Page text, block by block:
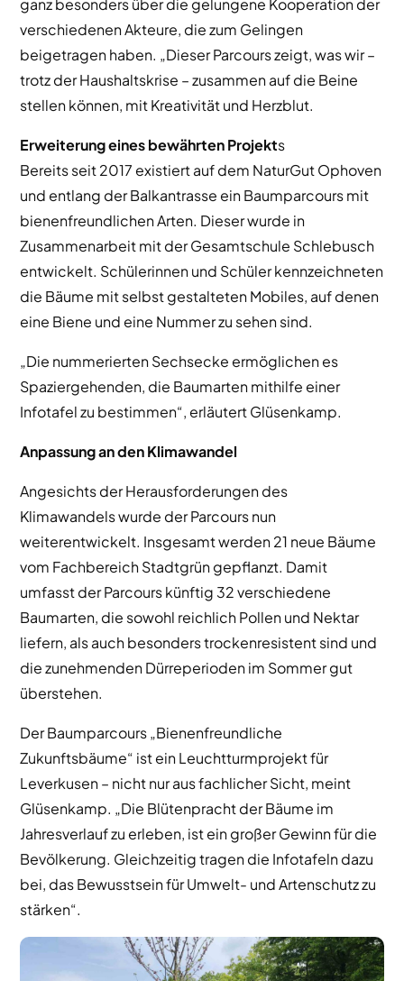
ganz besonders über die gelungene Kooperation der
verschiedenen Akteure, die zum Gelingen
beigetragen haben. „Dieser Parcours zeigt, was wir –
trotz der Haushaltskrise – zusammen auf die Beine
stellen können, mit Kreativität und Herzblut.
Erweiterung eines bewährten Projekts
Bereits seit 2017 existiert auf dem NaturGut Ophoven
und entlang der Balkantrasse ein Baumparcours mit
bienenfreundlichen Arten. Dieser wurde in
Zusammenarbeit mit der Gesamtschule Schlebusch
entwickelt. Schülerinnen und Schüler kennzeichneten
die Bäume mit selbst gestalteten Mobiles, auf denen
eine Biene und eine Nummer zu sehen sind.
„Die nummerierten Sechsecke ermöglichen es
Spaziergehenden, die Baumarten mithilfe einer
Infotafel zu bestimmen“, erläutert Glüsenkamp.
Anpassung an den Klimawandel
Angesichts der Herausforderungen des
Klimawandels wurde der Parcours nun
weiterentwickelt. Insgesamt werden 21 neue Bäume
vom Fachbereich Stadtgrün gepflanzt. Damit
umfasst der Parcours künftig 32 verschiedene
Baumarten, die sowohl reichlich Pollen und Nektar
liefern, als auch besonders trockenresistent sind und
die zunehmenden Dürreperioden im Sommer gut
überstehen.
Der Baumparcours „Bienenfreundliche
Zukunftsbäume“ ist ein Leuchtturmprojekt für
Leverkusen – nicht nur aus fachlicher Sicht, meint
Glüsenkamp. „Die Blütenpracht der Bäume im
Jahresverlauf zu erleben, ist ein großer Gewinn für die
Bevölkerung. Gleichzeitig tragen die Infotafeln dazu
bei, das Bewusstsein für Umwelt- und Artenschutz zu
stärken“.